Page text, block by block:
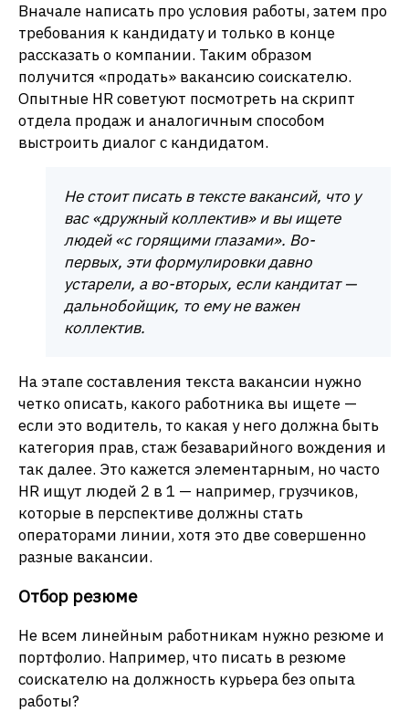
Вначале написать про условия работы, затем про
требования к кандидату и только в конце
рассказать о компании. Таким образом
получится «продать» вакансию соискателю.
Опытные HR советуют посмотреть на скрипт
отдела продаж и аналогичным способом
выстроить диалог с кандидатом.
Не стоит писать в тексте вакансий, что у
вас «дружный коллектив» и вы ищете
людей «с горящими глазами». Во-
первых, эти формулировки давно
устарели, а во-вторых, если кандитат —
дальнобойщик, то ему не важен
коллектив.
На этапе составления текста вакансии нужно
четко описать, какого работника вы ищете —
если это водитель, то какая у него должна быть
категория прав, стаж безаварийного вождения и
так далее. Это кажется элементарным, но часто
HR ищут людей 2 в 1 — например, грузчиков,
которые в перспективе должны стать
операторами линии, хотя это две совершенно
разные вакансии.
Отбор резюме
Не всем линейным работникам нужно резюме и
портфолио. Например, что писать в резюме
соискателю на должность курьера без опыта
работы?